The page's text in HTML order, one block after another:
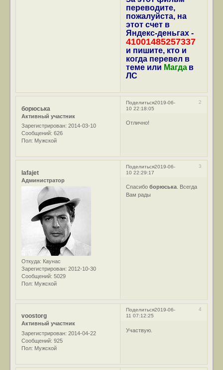
переводите,
пожалуйста, на
этот счет в
Яндекс-деньгах -
41001485257337
и пишите, кто и
когда перевел в
теме или Магда в
ЛС
Поделиться 2
2019-06-
10 22:18:05
борюська
Активный участник
Зарегистрирован: 2014-03-10
Сообщений: 626
Пол: Мужской
Отлично!
Поделиться 3
2019-06-
10 22:29:17
lafajet
Администратор
Откуда: Каунас
Зарегистрирован: 2012-10-30
Сообщений: 5029
Пол: Мужской
Спасибоборюська . Всегда
Вам рады
Поделиться 4
2019-06-
11 07:12:25
voostorg
Активный участник
Зарегистрирован: 2014-04-22
Сообщений: 925
Пол: Мужской
Участвую.